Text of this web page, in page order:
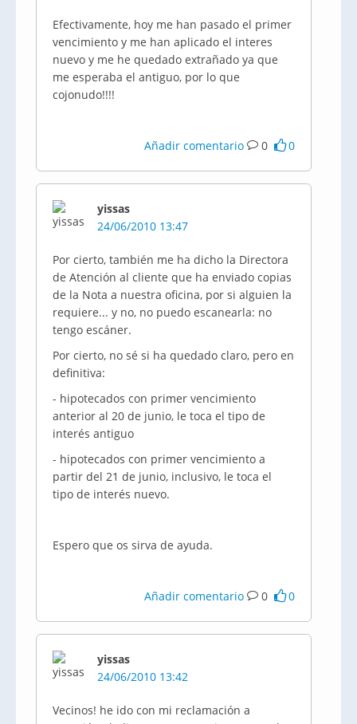
Efectivamente, hoy me han pasado el primer
vencimiento y me han aplicado el interes
nuevo y me he quedado extrañado ya que
me esperaba el antiguo, por lo que
cojonudo!!!!
Añadir comentario 0 0
yissas
24/06/2010 13:47
Por cierto, también me ha dicho la Directora
de Atención al cliente que ha enviado copias
de la Nota a nuestra oficina, por si alguien la
requiere... y no, no puedo escanearla: no
tengo escáner.
Por cierto, no sé si ha quedado claro, pero en
definitiva:
- hipotecados con primer vencimiento
anterior al 20 de junio, le toca el tipo de
interés antiguo
- hipotecados con primer vencimiento a
partir del 21 de junio, inclusivo, le toca el
tipo de interés nuevo.
Espero que os sirva de ayuda.
Añadir comentario 0 0
yissas
24/06/2010 13:42
Vecinos! he ido con mi reclamación a